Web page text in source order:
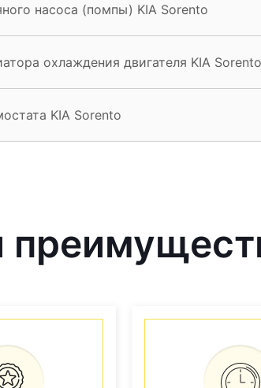
насоса (помпы) KIA Sorento
охлаждения двигателя KIA Sorento
KIA Sorento